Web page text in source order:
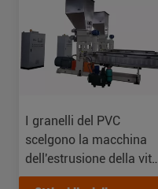
I granelli del PVC
scelgono la macchina
dell'estrusione della vite
con il sistema ausiliario